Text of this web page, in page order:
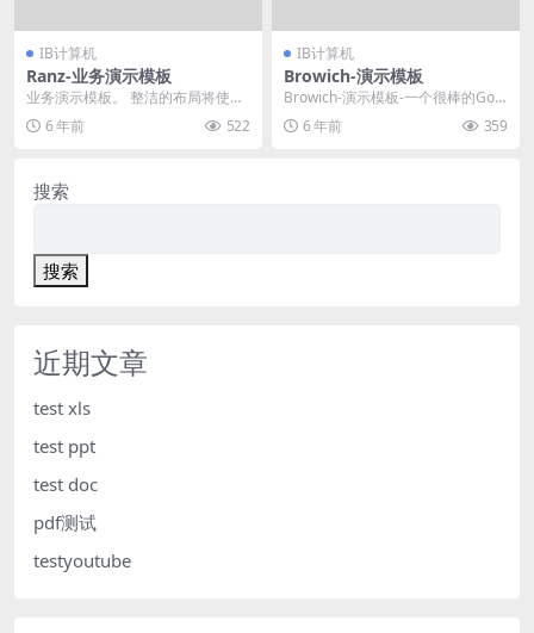
IB计算机
Ranz-业务演示模板
业务演示模板。 整洁的布局将使您
的内容结构化并以正确的流程呈
现。 Microso...
6 年前 522
IB计算机
Browich-演示模板
Browich-演示模板-一个很棒的Goo
gle SLides模板，Keynot...
6 年前 359
搜索
搜索
近期文章
test xls
test ppt
test doc
pdf测试
testyoutube